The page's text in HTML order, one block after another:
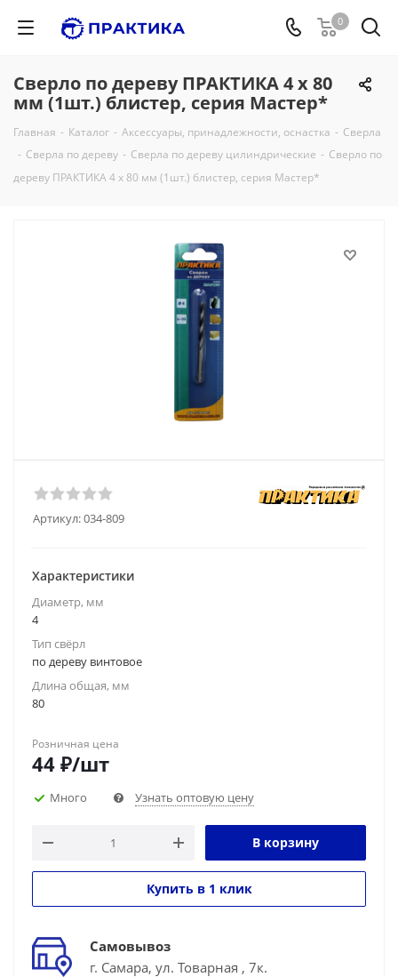
0
Сверло по дереву ПРАКТИКА 4 х 80
мм (1шт.) блистер, серия Мастер*
Главная - Каталог - Аксессуары, принадлежности, оснастка - Сверла
- Сверла по дереву - Сверла по дереву цилиндрические - Сверло по
дереву ПРАКТИКА 4 х 80 мм (1шт.) блистер, серия Мастер*
Артикул:034-809
Характеристики
Диаметр, мм
4
Тип свёрл
по дереву винтовое
Длина общая, мм
80
Розничная цена
44 ₽/шт
Много Узнать оптовую цену
В корзину
Купить в 1 клик
Самовывоз
г. Самара, ул. Товарная , 7к.